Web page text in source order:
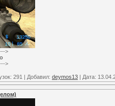
>
>
291 | Добавил: deymos13 | Дата: